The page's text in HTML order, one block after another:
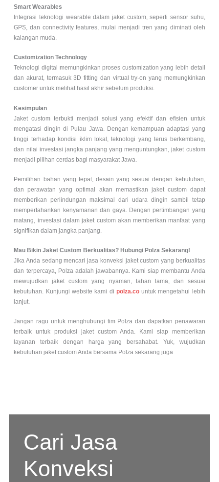
Smart Wearables
Integrasi teknologi wearable dalam jaket custom, seperti sensor suhu,
GPS, dan connectivity features, mulai menjadi tren yang diminati oleh
kalangan muda.
Customization Technology
Teknologi digital memungkinkan proses customization yang lebih detail
dan akurat, termasuk 3D fitting dan virtual try-on yang memungkinkan
customer untuk melihat hasil akhir sebelum produksi.
Kesimpulan
Jaket custom terbukti menjadi solusi yang efektif dan efisien untuk
mengatasi dingin di Pulau Jawa. Dengan kemampuan adaptasi yang
tinggi terhadap kondisi iklim lokal, teknologi yang terus berkembang,
dan nilai investasi jangka panjang yang menguntungkan, jaket custom
menjadi pilihan cerdas bagi masyarakat Jawa.
Pemilihan bahan yang tepat, desain yang sesuai dengan kebutuhan,
dan perawatan yang optimal akan memastikan jaket custom dapat
memberikan perlindungan maksimal dari udara dingin sambil tetap
mempertahankan kenyamanan dan gaya. Dengan pertimbangan yang
matang, investasi dalam jaket custom akan memberikan manfaat yang
signifikan dalam jangka panjang.
Mau Bikin Jaket Custom Berkualitas? Hubungi Polza Sekarang!
Jika Anda sedang mencari jasa konveksi jaket custom yang berkualitas
dan terpercaya, Polza adalah jawabannya. Kami siap membantu Anda
mewujudkan jaket custom yang nyaman, tahan lama, dan sesuai
kebutuhan. Kunjungi website kami di polza.co untuk mengetahui lebih
lanjut.
Jangan ragu untuk menghubungi tim Polza dan dapatkan penawaran
terbaik untuk produksi jaket custom Anda. Kami siap memberikan
layanan terbaik dengan harga yang bersahabat. Yuk, wujudkan
kebutuhan jaket custom Anda bersama Polza sekarang juga
Cari Jasa
Konveksi